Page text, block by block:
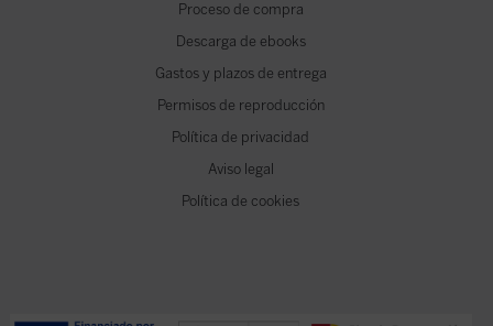
Proceso de compra
Descarga de ebooks
Gastos y plazos de entrega
Permisos de reproducción
Política de privacidad
Aviso legal
Política de cookies